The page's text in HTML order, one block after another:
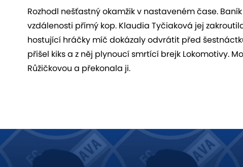
Rozhodl nešťastný okamžik v nastaveném čase.
vzdálenosti přímý kop. Klaudia Tyčiaková jej
hostující hráčky míč dokázaly odvrátit před
přišel kiks a z něj plynoucí smrtící brejk Lokomotivy.
Růžičkovou a překonala ji.